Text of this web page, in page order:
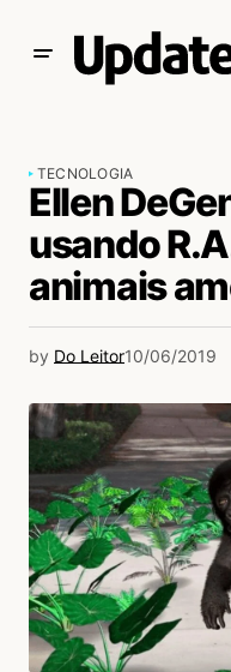
TECNOLOGIA
Ellen
usando
animais
by Do Leitor10/06/2019